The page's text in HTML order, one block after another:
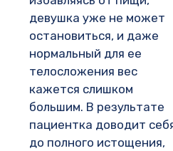
девушка уже не может
остановиться, и даже
нормальный для ее
телосложения вес
кажется слишком
большим. В результате
пациентка доводит
до полного истощения,